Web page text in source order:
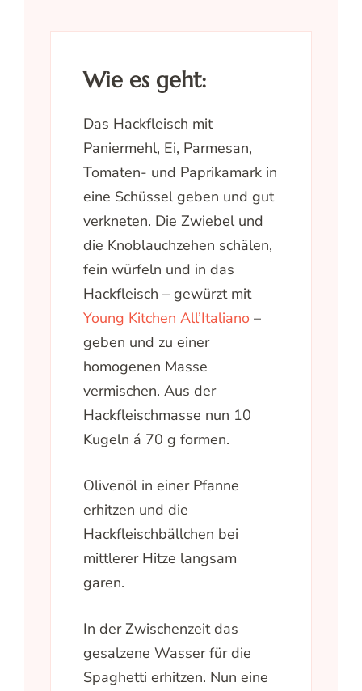
Wie es geht:
Das Hackfleisch mit
Paniermehl, Ei, Parmesan,
Tomaten- und Paprikamark in
eine Schüssel geben und gut
verkneten. Die Zwiebel und
die Knoblauchzehen schälen,
fein würfeln und in das
Hackfleisch – gewürzt mit
Young Kitchen All’Italiano –
geben und zu einer
homogenen Masse
vermischen. Aus der
Hackfleischmasse nun 10
Kugeln á 70 g formen.
Olivenöl in einer Pfanne
erhitzen und die
Hackfleischbällchen bei
mittlerer Hitze langsam
garen.
In der Zwischenzeit das
gesalzene Wasser für die
Spaghetti erhitzen. Nun eine